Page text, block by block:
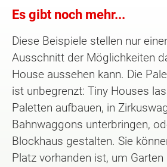
Es gibt noch mehr...
Diese Beispiele stellen nur
Ausschnitt der Möglichkeiten
House aussehen kann. Die
ist unbegrenzt: Tiny Houses
Paletten aufbauen, in
Bahnwaggons unterbringen,
Blockhaus gestalten. Sie
Platz vorhanden ist, um